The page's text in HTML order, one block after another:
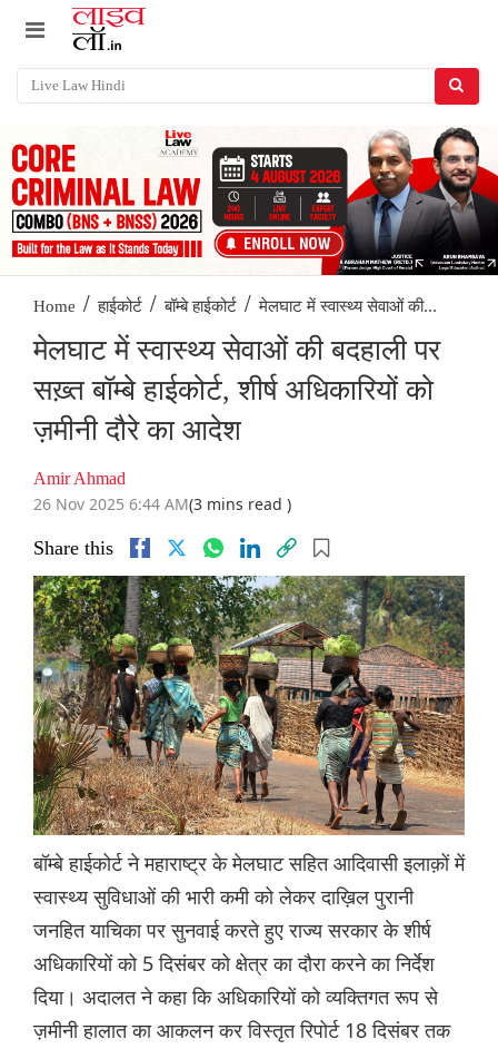
Home / हाईकोर्ट / बॉम्बे हाईकोर्ट / मेलघाट में स्वास्थ्य सेवाओं की...
मेलघाट में स्वास्थ्य सेवाओं की बदहाली पर
सख़्त बॉम्बे हाईकोर्ट, शीर्ष अधिकारियों को
ज़मीनी दौरे का आदेश
Amir Ahmad
26 Nov 2025 6:44 AM(3 mins read )
Share this
बॉम्बे हाईकोर्ट ने महाराष्ट्र के मेलघाट सहित आदिवासी इलाक़ों में
स्वास्थ्य सुविधाओं की भारी कमी को लेकर दाख़िल पुरानी
जनहित याचिका पर सुनवाई करते हुए राज्य सरकार के शीर्ष
अधिकारियों को 5 दिसंबर को क्षेत्र का दौरा करने का निर्देश
दिया। अदालत ने कहा कि अधिकारियों को व्यक्तिगत रूप से
ज़मीनी हालात का आकलन कर विस्तृत रिपोर्ट 18 दिसंबर तक